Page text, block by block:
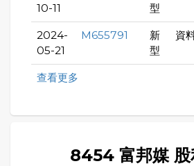
10-11
型
2024-
05-21
M655791
新
型
資
查看更多
8454 富邦媒 股